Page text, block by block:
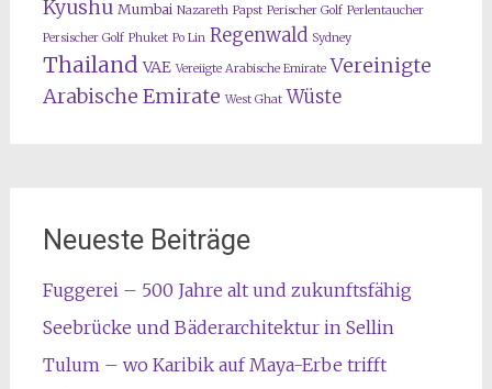
Kyushu Mumbai Nazareth Papst Perischer Golf Perlentaucher
Persischer Golf Phuket Po Lin Regenwald Sydney
Thailand VAE Vereiigte Arabische Emirate Vereinigte
Arabische Emirate West Ghat Wüste
Neueste Beiträge
Fuggerei – 500 Jahre alt und zukunftsfähig
Seebrücke und Bäderarchitektur in Sellin
Tulum – wo Karibik auf Maya-Erbe trifft